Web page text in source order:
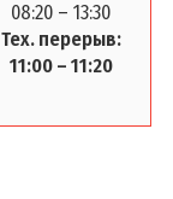
08:20 – 13:30
Тех. перерыв:
11:00 – 11:20